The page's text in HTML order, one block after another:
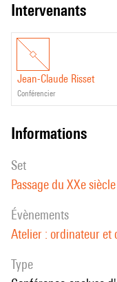
intervenants
Jean-Claude Risset
conférencier
informations
set
Passage du XXe siècle
évènements
Atelier : ordinateur et
Type